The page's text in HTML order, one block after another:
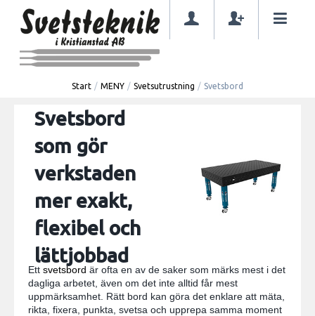
Start / MENY / Svetsutrustning / Svetsbord
Svetsbord
som gör
verkstaden
mer exakt,
flexibel och
lättjobbad
Ett svetsbord är ofta en av de saker som märks mest i det
dagliga arbetet, även om det inte alltid får mest
uppmärksamhet. Rätt bord kan göra det enklare att mäta,
rikta, fixera, punkta, svetsa och upprepa samma moment